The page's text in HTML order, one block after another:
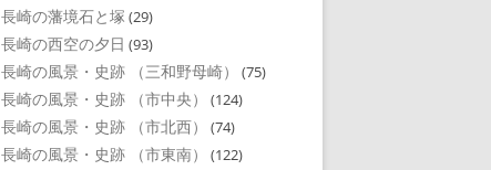
長崎の藩境石と塚 (29)
長崎の西空の夕日 (93)
長崎の風景・史跡 （三和野母崎） (75)
長崎の風景・史跡 （市中央） (124)
長崎の風景・史跡 （市北西） (74)
長崎の風景・史跡 （市東南） (122)